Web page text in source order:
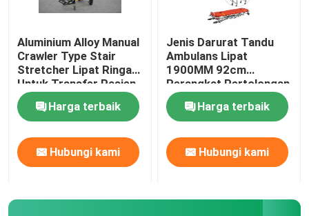
Tempat Tidur Pemeriksaan Listrik
Meja Operasi Bedah
Tempat Tidur Kebidanan
Troli Transfer Pasien
Aluminium Alloy Manual
Crawler Type Stair
Stretcher Lipat Ringan
Untuk Transfer Pasien
Rumah Sakit
Harga terbaik
Hubungi kami
Jenis Darurat Tandu
Ambulans Lipat
1900MM 92cm
Perangkat Pertolongan
Pertama
Harga terbaik
Hubungi kami